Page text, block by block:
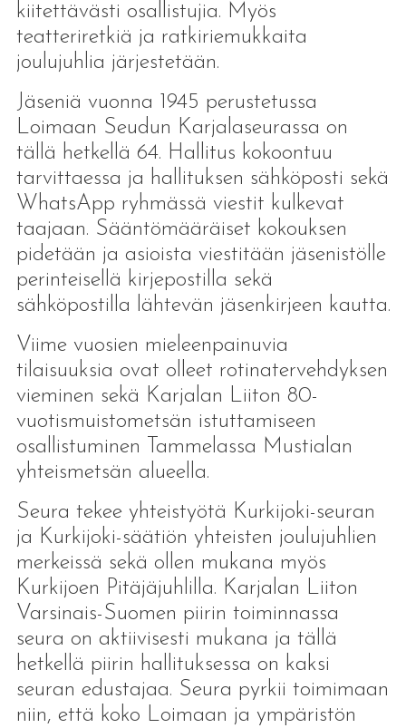
kiitettävästi osallistujia. Myös
teatteriretkiä ja ratkiriemukkaita
joulujuhlia järjestetään.
Jäseniä vuonna 1945 perustetussa
Loimaan Seudun Karjalaseurassa on
tällä hetkellä 64. Hallitus kokoontuu
tarvittaessa ja hallituksen sähköposti sekä
WhatsApp ryhmässä viestit kulkevat
taajaan. Sääntömääräiset kokouksen
pidetään ja asioista viestitään jäsenistölle
perinteisellä kirjepostilla sekä
sähköpostilla lähtevän jäsenkirjeen kautta.
Viime vuosien mieleenpainuvia
tilaisuuksia ovat olleet rotinatervehdyksen
vieminen sekä Karjalan Liiton 80-
vuotismuistometsän istuttamiseen
osallistuminen Tammelassa Mustialan
yhteismetsän alueella.
Seura tekee yhteistyötä Kurkijoki-seuran
ja Kurkijoki-säätiön yhteisten joulujuhlien
merkeissä sekä ollen mukana myös
Kurkijoen Pitäjäjuhlilla. Karjalan Liiton
Varsinais-Suomen piirin toiminnassa
seura on aktiivisesti mukana ja tällä
hetkellä piirin hallituksessa on kaksi
seuran edustajaa. Seura pyrkii toimimaan
niin, että koko Loimaan ja ympäristön